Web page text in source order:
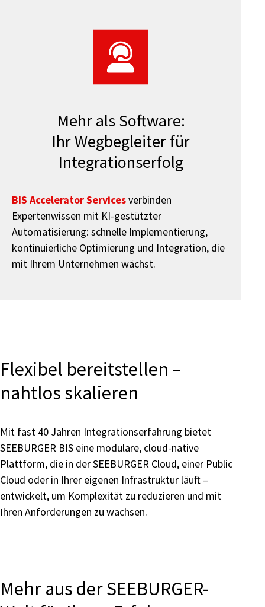
Mehr als Software:
Ihr Wegbegleiter für
Integrationserfolg
BIS Accelerator Servicesverbinden
Expertenwissen mit KI-gestützter
Automatisierung: schnelle Implementierung,
kontinuierliche Optimierung und Integration, die
mit Ihrem Unternehmen wächst.
Flexibel bereitstellen –
nahtlos skalieren
Mit fast 40 Jahren Integrationserfahrung bietet
SEEBURGER BIS eine modulare, cloud-native
Plattform, die in der SEEBURGER Cloud, einer Public
Cloud oder in Ihrer eigenen Infrastruktur läuft –
entwickelt, um Komplexität zu reduzieren und mit
Ihren Anforderungen zu wachsen.
Mehr aus der SEEBURGER-